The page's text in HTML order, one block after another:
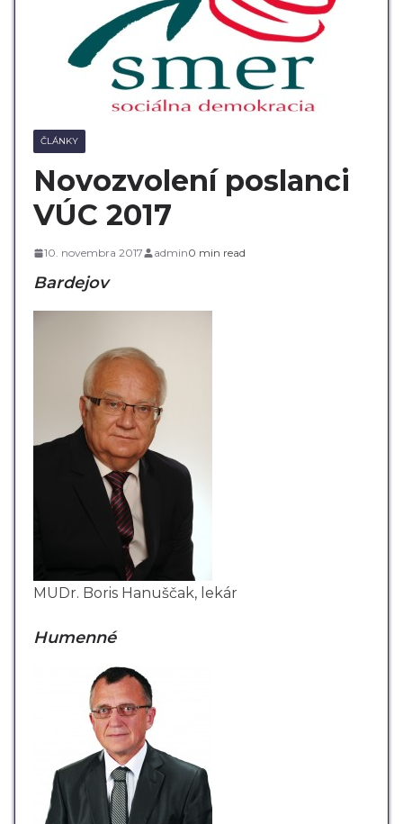
ČLÁNKY
Novozvolení poslanci
VÚC 2017
10. novembra 2017 admin0 min read
Bardejov
MUDr. Boris Hanuščak, lekár
Humenné